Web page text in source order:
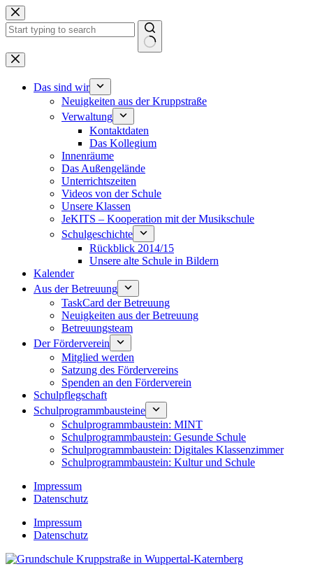
Zum
Inhalt
springen
Keine
Ergebnisse
Das sind wir
Neuigkeiten aus der Kruppstraße
Verwaltung
Kontaktdaten
Das Kollegium
Innenräume
Das Außengelände
Unterrichtszeiten
Videos von der Schule
Unsere Klassen
JeKITS – Kooperation mit der Musikschule
Schulgeschichte
Rückblick 2014/15
Unsere alte Schule in Bildern
Kalender
Aus der Betreuung
TaskCard der Betreuung
Neuigkeiten aus der Betreuung
Betreuungsteam
Der Förderverein
Mitglied werden
Satzung des Fördervereins
Spenden an den Förderverein
Schulpflegschaft
Schulprogrammbausteine
Schulprogrammbaustein: MINT
Schulprogrammbaustein: Gesunde Schule
Schulprogrammbaustein: Digitales Klassenzimmer
Schulprogrammbaustein: Kultur und Schule
Impressum
Datenschutz
Impressum
Datenschutz